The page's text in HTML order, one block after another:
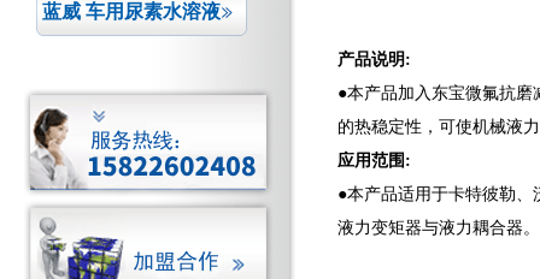
蓝威 车用尿素水溶液
产品说明 :
●本产品加入东宝微氟抗磨
的热稳定性，可使机械液
应用范围:
●本产品适用于卡特彼勒、
液力变矩器与液力耦合器。